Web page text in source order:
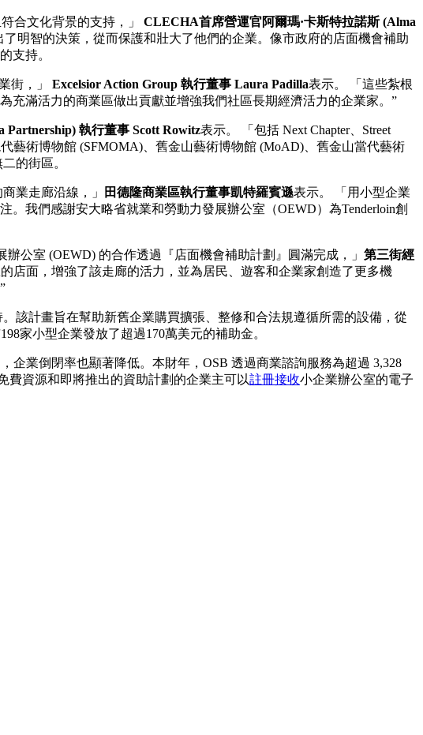
合文化背景的支持，」 CLECHA首席營運官阿爾瑪·卡斯特拉諾斯 (Alma
明智的決策，從而保護和壯大了他們的企業。像市政府的店面機會補助
支持。
街，」 Excelsior Action Group 執行董事 Laura Padilla表示。 「這些紮根
充滿活力的商業區做出貢獻並增強我們社區長期經濟活力的企業家。”
Partnership) 執行董事 Scott Rowitz表示。 「包括 Next Chapter、Street
藝術博物館 (SFMOMA)、舊金山藝術博物館 (MoAD)、舊金山當代藝術
的街區。
業走廊沿線，」 田德隆商業區執行董事凱特羅賓遜表示。 「用小型企業
我們感謝安大略省就業和勞動力發展辦公室（OEWD）為Tenderloin創
公室 (OEWD) 的合作透過『店面機會補助計劃』圓滿完成，」 第三街經
店面，增強了該走廊的活力，並為居民、遊客和企業家創造了更多機
該計畫旨在幫助新舊企業購買擴張、整修和合法規遵循所需的設備，從
家小型企業發放了超過170萬美元的補助金。
企業倒閉率也顯著降低。本財年，OSB 透過商業諮詢服務為超過 3,328
費資源和即將推出的資助計劃的企業主可以註冊接收小企業辦公室的電子